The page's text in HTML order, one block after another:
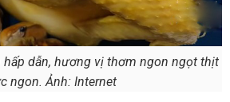
hấp dẫn, hương vị thơm ngon ngọt thịt
ngon. Ảnh: Internet